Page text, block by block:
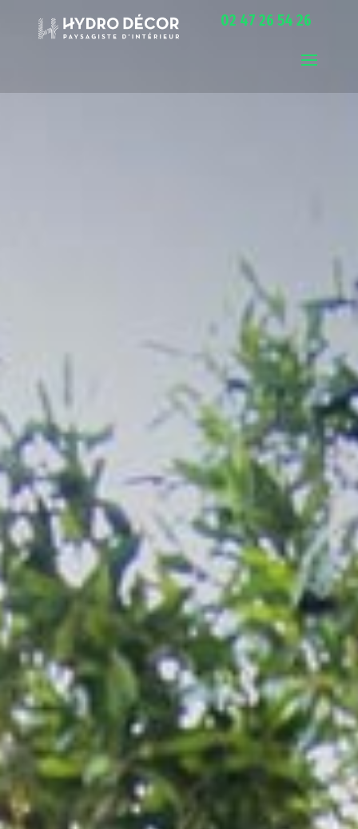
02 47 26 54 26